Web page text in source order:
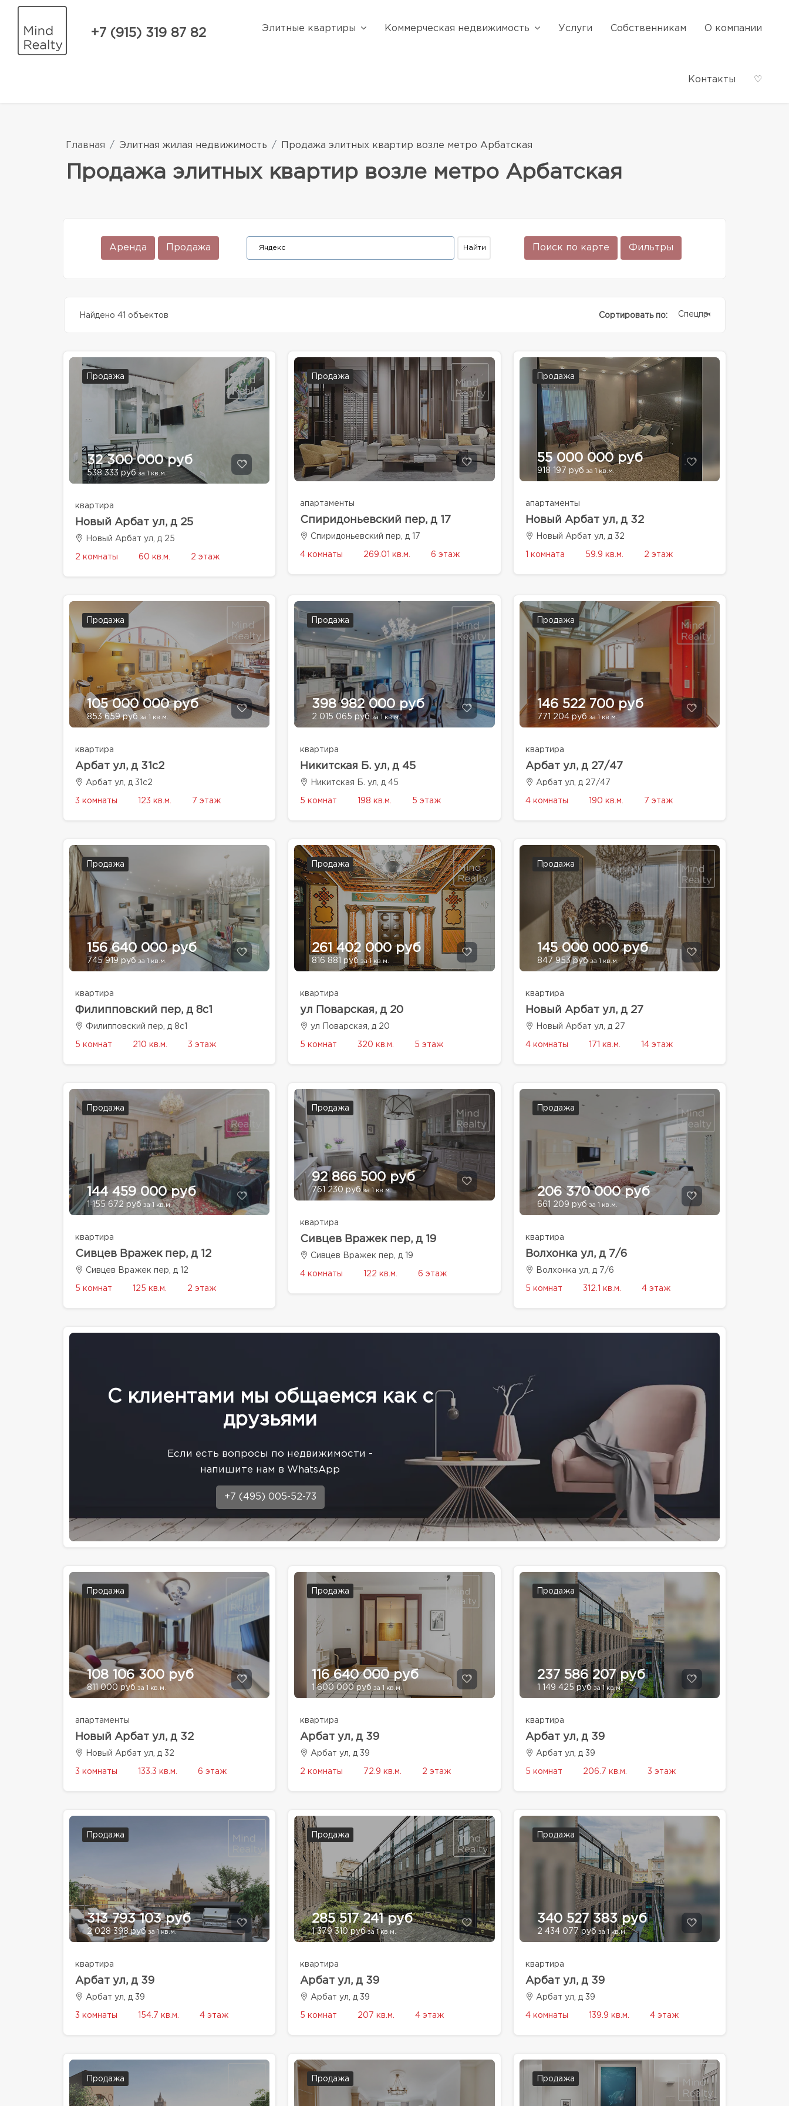
+7 (915) 319 87 82 Элитные квартиры Коммерческая недвижимость Услуги Собственникам О компании
Контакты ♡
Главная Элитная жилая недвижимость Продажа элитных квартир возле метро Арбатская
Продажа элитных квартир возле метро Арбатская
Аренда Продажа Поиск по карте Фильтры
Найдено 41 объектов Сортировать по: Спецпредолжение
Продажа
32 300 000 руб
538 333 руб за 1 кв.м.
квартира
Новый Арбат ул, д 25
Новый Арбат ул, д 25
2 комнаты 60 кв.м. 2 этаж
Продажа
апартаменты
Спиридоньевский пер, д 17
Спиридоньевский пер, д 17
4 комнаты 269.01 кв.м. 6 этаж
Продажа
55 000 000 руб
918 197 руб за 1 кв.м.
апартаменты
Новый Арбат ул, д 32
Новый Арбат ул, д 32
1 комната 59.9 кв.м. 2 этаж
Продажа
105 000 000 руб
853 659 руб за 1 кв.м.
квартира
Арбат ул, д 31с2
Арбат ул, д 31с2
3 комнаты 123 кв.м. 7 этаж
Продажа
398 982 000 руб
2 015 065 руб за 1 кв.м.
квартира
Никитская Б. ул, д 45
Никитская Б. ул, д 45
5 комнат 198 кв.м. 5 этаж
Продажа
146 522 700 руб
771 204 руб за 1 кв.м.
квартира
Арбат ул, д 27/47
Арбат ул, д 27/47
4 комнаты 190 кв.м. 7 этаж
Продажа
156 640 000 руб
745 919 руб за 1 кв.м.
квартира
Филипповский пер, д 8с1
Филипповский пер, д 8с1
5 комнат 210 кв.м. 3 этаж
Продажа
261 402 000 руб
816 881 руб за 1 кв.м.
квартира
ул Поварская, д 20
ул Поварская, д 20
5 комнат 320 кв.м. 5 этаж
Продажа
145 000 000 руб
847 953 рубза 1 кв.м.
квартира
Новый Арбат ул, д 27
Новый Арбат ул, д 27
4 комнаты 171 кв.м. 14 этаж
Продажа
144 459 000 руб
1 155 672 руб за 1 кв.м.
квартира
Сивцев Вражек пер, д 12
Сивцев Вражек пер, д 12
5 комнат 125 кв.м. 2 этаж
Продажа
92 866 500 руб
761 230 рубза 1 кв.м.
квартира
Сивцев Вражек пер, д 19
Сивцев Вражек пер, д 19
4 комнаты 122 кв.м. 6 этаж
Продажа
206 370 000 руб
661 209 рубза 1 кв.м.
квартира
Волхонка ул, д 7/6
Волхонка ул, д 7/6
5 комнат 312.1 кв.м. 4 этаж
С клиентами мы общаемся как с
друзьями
Eсли есть вопросы по недвижимости -
напишите нам в WhatsApp
+7 (495) 005-52-73
Продажа
108 106 300 руб
811 000 руб за 1 кв.м.
апартаменты
Новый Арбат ул, д 32
Новый Арбат ул, д 32
3 комнаты 133.3 кв.м. 6 этаж
Продажа
116 640 000 руб
1 600 000 руб за 1 кв.м.
квартира
Арбат ул, д 39
Арбат ул, д 39
2 комнаты 72.9 кв.м. 2 этаж
Продажа
237 586 207 руб
1 149 425 рубза 1 кв.м.
квартира
Арбат ул, д 39
Арбат ул, д 39
5 комнат 206.7 кв.м. 3 этаж
Продажа
313 793 103 руб
2 028 398 руб за 1 кв.м.
квартира
Арбат ул, д 39
Арбат ул, д 39
3 комнаты 154.7 кв.м. 4 этаж
Продажа
285 517 241 руб
1 379 310 рубза 1 кв.м.
квартира
Арбат ул, д 39
Арбат ул, д 39
5 комнат 207 кв.м. 4 этаж
Продажа
340 527 383 руб
2 434 077 рубза 1 кв.м.
квартира
Арбат ул, д 39
Арбат ул, д 39
4 комнаты 139.9 кв.м. 4 этаж
Продажа Продажа Продажа